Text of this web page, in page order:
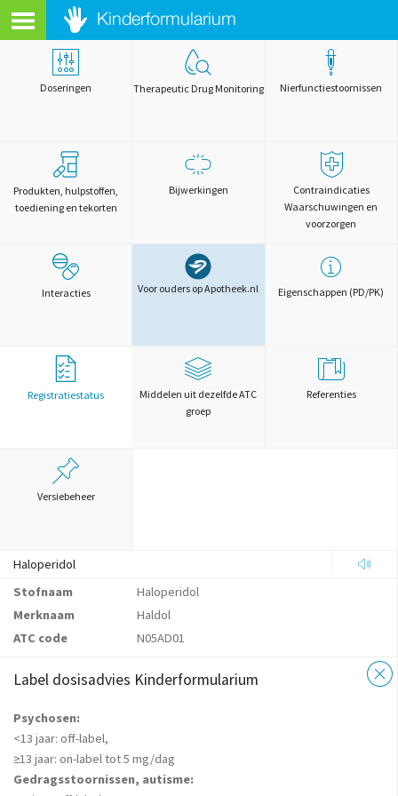
Doseringen Therapeutic Drug Monitoring Nierfunctiestoornissen
Produkten, hulpstoffen,
toediening en tekorten
Bijwerkingen
Contraindicaties
Waarschuwingen en
voorzorgen
Interacties Voor ouders op Apotheek.nl Eigenschappen (PD/PK)
Registratiestatus
Middelen uit dezelfde ATC
groep
Referenties
Versiebeheer
Haloperidol
Stofnaam
Haloperidol
Merknaam
Haldol
ATC code
N05AD01
Label dosisadvies Kinderformularium
Psychosen:
<13 jaar: off-label,
≥13 jaar: on-label tot 5 mg/dag
Gedragsstoornissen, autisme: